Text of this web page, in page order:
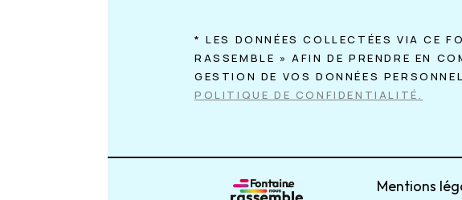
* LES DONNÉES COLLECTÉES VIA CE
RASSEMBLE » AFIN DE PRENDRE EN
GESTION DE VOS DONNÉES
POLITIQUE DE CONFIDENTIALITÉ.
Mentions